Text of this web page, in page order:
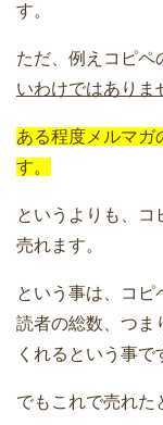
す。
ただ、例えコピペ
いわけではありま
ある程度メルマガ
す。
というよりも、コ
売れます。
という事は、コピ
読者の総数、つま
くれるという事で
でもこれで売れた